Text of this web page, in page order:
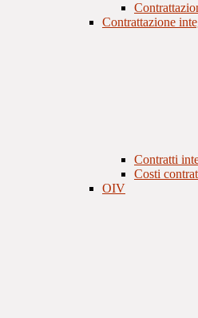
Contrattazione
Contratti
Costi
OIV